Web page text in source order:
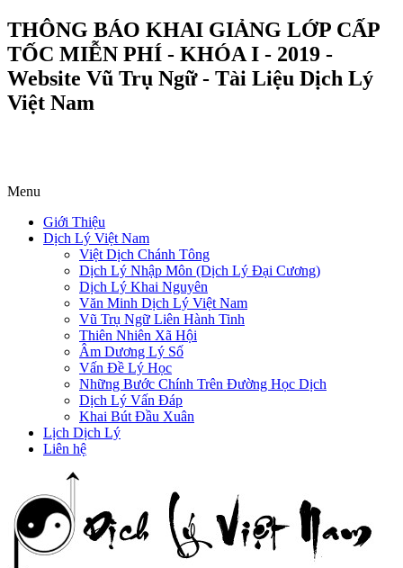
THÔNG BÁO KHAI GIẢNG LỚP CẤP
TỐC MIỄN PHÍ - KHÓA I - 2019 -
Website Vũ Trụ Ngữ - Tài Liệu Dịch Lý
Việt Nam
Menu
Giới Thiệu
Dịch Lý Việt Nam
Việt Dịch Chánh Tông
Dịch Lý Nhập Môn (Dịch Lý Đại Cương)
Dịch Lý Khai Nguyên
Văn Minh Dịch Lý Việt Nam
Vũ Trụ Ngữ Liên Hành Tinh
Thiên Nhiên Xã Hội
Âm Dương Lý Số
Vấn Đề Lý Học
Những Bước Chính Trên Đường Học Dịch
Dịch Lý Vấn Đáp
Khai Bút Đầu Xuân
Lịch Dịch Lý
Liên hệ